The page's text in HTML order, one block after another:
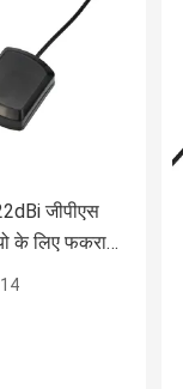
जीपीएस
के लिए फकरा